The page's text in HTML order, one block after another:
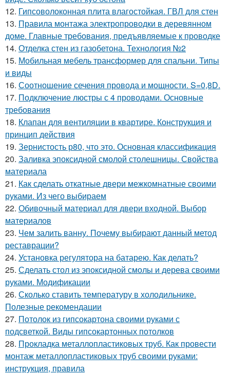
12. Гипсоволоконная плита влагостойкая. ГВЛ для стен
13. Правила монтажа электропроводки в деревянном
доме. Главные требования, предъявляемые к проводке
14. Отделка стен из газобетона. Технология №2
15. Мобильная мебель трансформер для спальни. Типы
и виды
16. Соотношение сечения провода и мощности. S=0,8D.
17. Подключение люстры с 4 проводами. Основные
требования
18. Клапан для вентиляции в квартире. Конструкция и
принцип действия
19. Зернистость р80, что это. Основная классификация
20. Заливка эпоксидной смолой столешницы. Свойства
материала
21. Как сделать откатные двери межкомнатные своими
руками. Из чего выбираем
22. Обивочный материал для двери входной. Выбор
материалов
23. Чем залить ванну. Почему выбирают данный метод
реставрации?
24. Установка регулятора на батарею. Как делать?
25. Сделать стол из эпоксидной смолы и дерева своими
руками. Модификации
26. Сколько ставить температуру в холодильнике.
Полезные рекомендации
27. Потолок из гипсокартона своими руками с
подсветкой. Виды гипсокартонных потолков
28. Прокладка металлопластиковых труб. Как провести
монтаж металлопластиковых труб своими руками:
инструкция, правила